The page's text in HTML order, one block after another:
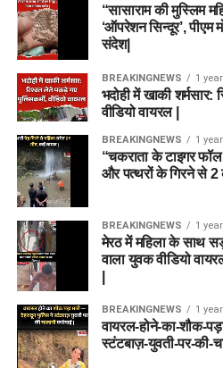
“सासाराम की मुस्लिम
‘ऑपरेशन सिन्दूर’, पीएम
संदेश|
BREAKINGNEWS 1
भदोही में खाकी
वीडियो वायरल |
BREAKINGNEWS 1
“चकराता के टाइगर
और पत्थरों के गिरने से 2
BREAKINGNEWS 1
मेरठ में महिला के साथ
वाला युवक वीडियो
BREAKINGNEWS 1
वायरल-होने-का-शौक-
स्टंटबाज़-युवती-पर-की-